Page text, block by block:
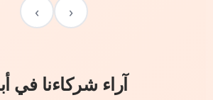
‹
›
آراء شركاءنا في